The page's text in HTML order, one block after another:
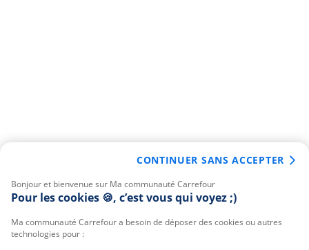
Bonjour et bienvenue sur Ma communauté Carrefour
Pour les cookies 🍪, c’est vous qui voyez ;)
Ma communauté Carrefour a besoin de déposer des cookies ou autres
technologies pour :
CONTINUER SANS ACCEPTER